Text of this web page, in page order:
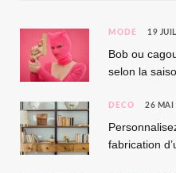
MODE 19
Bob ou
selon la
DÉCO 26 MAI
fabrication